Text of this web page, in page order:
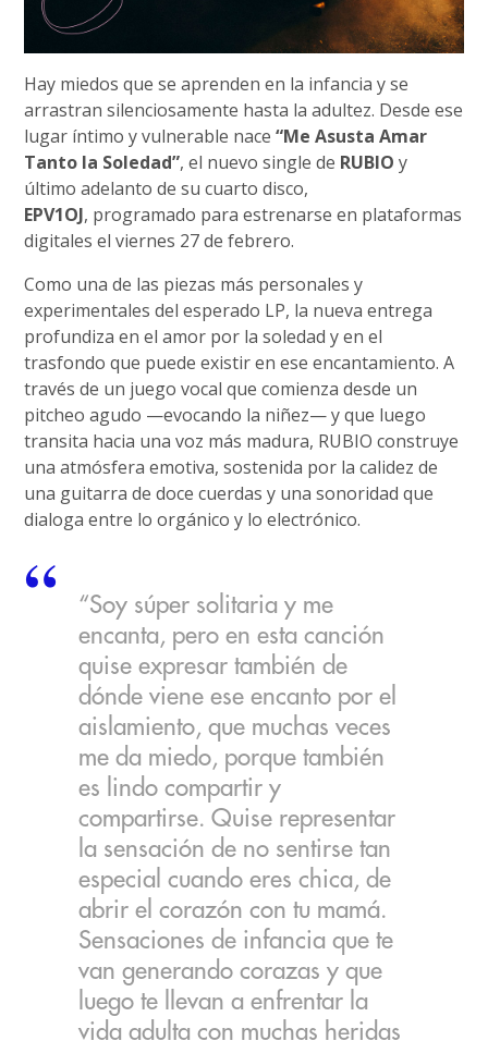
Hay miedos que se aprenden en la infancia y se
arrastran silenciosamente hasta la adultez. Desde ese
lugar íntimo y vulnerable nace“Me Asusta Amar
Tanto la Soledad”, el nuevo single de RUBIO y
último adelanto de su cuarto disco,
EPV1OJ, programado para estrenarse en plataformas
digitales el viernes 27 de febrero.
Como una de las piezas más personales y
experimentales del esperado LP, la nueva entrega
profundiza en el amor por la soledad y en el
trasfondo que puede existir en ese encantamiento. A
través de un juego vocal que comienza desde un
pitcheo agudo —evocando la niñez— y que luego
transita hacia una voz más madura, RUBIO construye
una atmósfera emotiva, sostenida por la calidez de
una guitarra de doce cuerdas y una sonoridad que
dialoga entre lo orgánico y lo electrónico.
“Soy súper solitaria y me
encanta, pero en esta canción
quise expresar también de
dónde viene ese encanto por el
aislamiento, que muchas veces
me da miedo, porque también
es lindo compartir y
compartirse. Quise representar
la sensación de no sentirse tan
especial cuando eres chica, de
abrir el corazón con tu mamá.
Sensaciones de infancia que te
van generando corazas y que
luego te llevan a enfrentar la
vida adulta con muchas heridas